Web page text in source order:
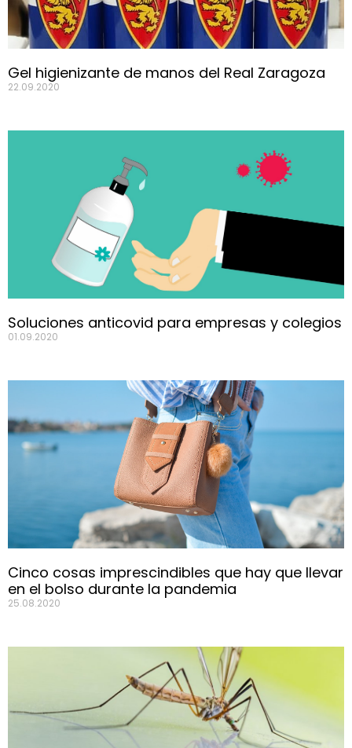
Gel higienizante de manos del Real Zaragoza
22.09.2020
Soluciones anticovid para empresas y colegios
01.09.2020
Cinco cosas imprescindibles que hay que llevar
en el bolso durante la pandemia
25.08.2020